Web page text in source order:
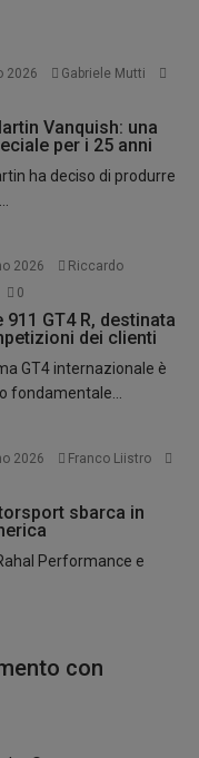
2026
Gabriele Mutti
Vanquish: una
per i 25 anni
ha deciso di produrre
2026
Riccardo
0
911 GT4 R, destinata
dei clienti
GT4 internazionale è
fondamentale...
2026
Franco Liistro
sbarca in
Performance e
con